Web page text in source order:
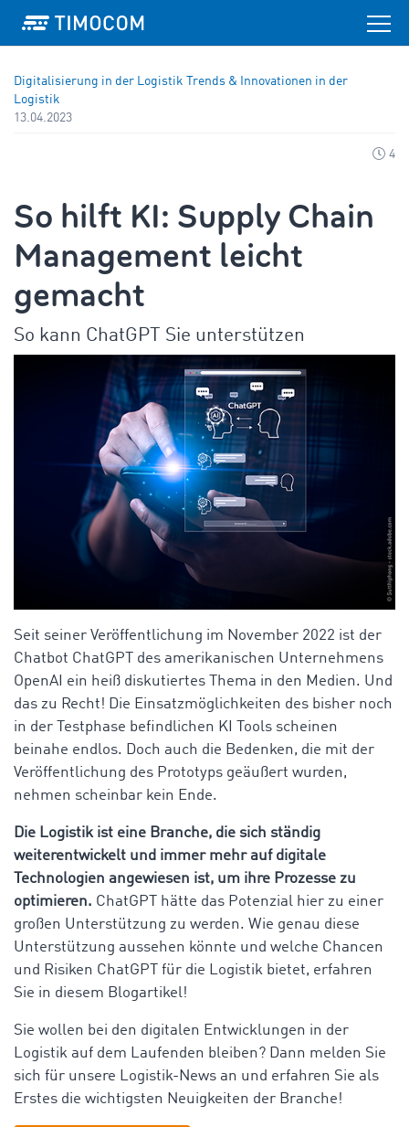
Digitalisierung in der Logistik
Trends & Innovationen in der
Logistik
13.04.2023
4
So hilft KI: Supply Chain
Management leicht
gemacht
So kann ChatGPT Sie unterstützen
Seit seiner Veröffentlichung im November 2022 ist der
Chatbot ChatGPT des amerikanischen Unternehmens
OpenAI ein heiß diskutiertes Thema in den Medien. Und
das zu Recht! Die Einsatzmöglichkeiten des bisher noch
in der Testphase befindlichen KI Tools scheinen
beinahe endlos. Doch auch die Bedenken, die mit der
Veröffentlichung des Prototyps geäußert wurden,
nehmen scheinbar kein Ende.
Die Logistik ist eine Branche, die sich ständig
weiterentwickelt und immer mehr auf digitale
Technologien angewiesen ist, um ihre Prozesse zu
optimieren. ChatGPT hätte das Potenzial hier zu einer
großen Unterstützung zu werden. Wie genau diese
Unterstützung aussehen könnte und welche Chancen
und Risiken ChatGPT für die Logistik bietet, erfahren
Sie in diesem Blogartikel!
Sie wollen bei den digitalen Entwicklungen in der
Logistik auf dem Laufenden bleiben? Dann melden Sie
sich für unsere Logistik-News an und erfahren Sie als
Erstes die wichtigsten Neuigkeiten der Branche!